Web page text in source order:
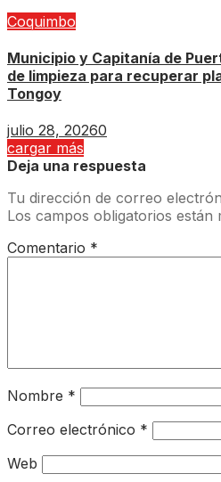
Coquimbo
Municipio y Capitanía de
de limpieza para recuperar
Tongoy
julio 28, 20260
cargar más
Deja una respuesta
Tu dirección de correo
Los campos obligatorios están
Comentario *
Nombre *
Correo electrónico *
Web